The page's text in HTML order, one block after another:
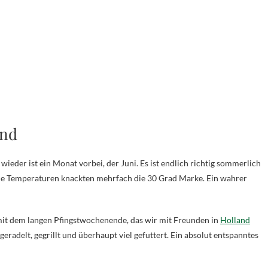
ist ein Monat vorbei, der Juni. Es ist endlich richtig sommerlich
Temperaturen knackten mehrfach die 30 Grad Marke. Ein wahrer
dem langen Pfingstwochenende, das wir mit Freunden in Holland
gegrillt und überhaupt viel gefuttert. Ein absolut entspanntes